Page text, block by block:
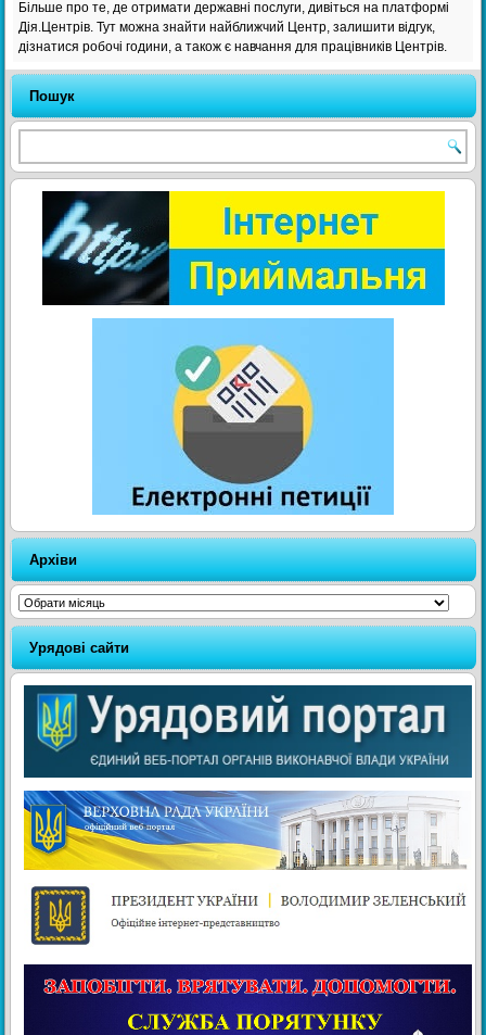
Більше про те, де отримати державні послуги, дивіться на платформі
Дія.Центрів. Тут можна знайти найближчий Центр, залишити відгук,
дізнатися робочі години, а також є навчання для працівників Центрів.
Пошук
Архіви
Архіви
Урядові сайти